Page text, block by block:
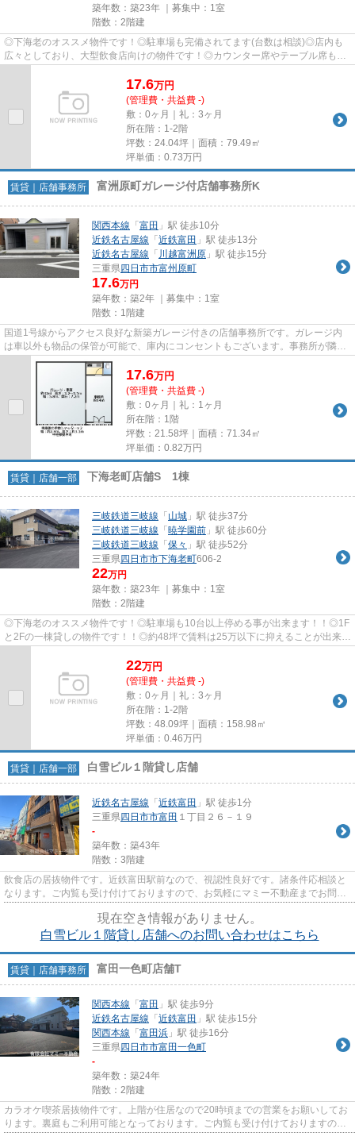
築年数：築23年 ｜募集中： 1室
階数：2階建
◎下海老のオススメ物件です！◎駐車場も完備されてます(台数は相談)◎店内も
広々としており、大型飲食店向けの物件です！◎カウンター席やテーブル席もあ
17.6万円
(管理費・共益費 -)
敷：0ヶ月｜礼：3ヶ月
所在階：1-2階
坪数：24.04坪｜面積：79.49㎡
坪単価： 0.73万円
賃貸｜店舗事務所 富洲原町ガレージ付店舗事務所K
関西本線 「 富田 」駅 徒歩10分
近鉄名古屋線 「 近鉄富田 」駅 徒歩13分
近鉄名古屋線 「 川越富洲原 」駅 徒歩15分
三重県四日市市富州原町
17.6万円
築年数：築2年 ｜募集中： 1室
階数：1階建
国道1号線からアクセス良好な新築ガレージ付きの店舗事務所です。ガレージ内
は車以外も物品の保管が可能で、庫内にコンセントもございます。事務所が隣に
ついており、システムキッチン...
17.6万円
(管理費・共益費 -)
敷：0ヶ月｜礼：1ヶ月
所在階：1階
坪数：21.58坪｜面積：71.34㎡
坪単価： 0.82万円
賃貸｜店舗一部 下海老町店舗S 1棟
三岐鉄道三岐線 「 山城 」駅 徒歩37分
三岐鉄道三岐線 「 暁学園前 」駅 徒歩60分
三岐鉄道三岐線 「 保々 」駅 徒歩52分
三重県四日市市下海老町606-2
22万円
築年数：築23年 ｜募集中： 1室
階数：2階建
◎下海老のオススメ物件です！◎駐車場も10台以上停める事が出来ます！！◎1F
と2Fの一棟貸しの物件です！！◎約48坪で賃料は25万以下に抑えることが出来る
22万円
(管理費・共益費 -)
敷：0ヶ月｜礼：3ヶ月
所在階：1-2階
坪数：48.09坪｜面積：158.98㎡
坪単価： 0.46万円
賃貸｜店舗一部 白雪ビル１階貸し店舗
近鉄名古屋線 「 近鉄富田 」駅 徒歩1分
三重県四日市市富田 １丁目２６－１９
-
築年数：築43年
階数：3階建
飲食店の居抜物件です。近鉄富田駅前なので、視認性良好です。諸条件応相談と
なります。ご内覧も受け付けておりますので、お気軽にマミー不動産までお問い
現在空き情報がありません。
白雪ビル１階貸し店舗へのお問い合わせはこちら
賃貸｜店舗事務所 富田一色町店舗T
関西本線 「 富田 」駅 徒歩9分
近鉄名古屋線 「 近鉄富田 」駅 徒歩15分
関西本線 「 富田浜 」駅 徒歩16分
三重県四日市市富田一色町
-
築年数：築24年
階数：2階建
カラオケ喫茶居抜物件です。上階が住居なので20時頃までの営業をお願いしてお
ります。裏庭もご利用可能となっております。ご内覧も受け付けておりますの